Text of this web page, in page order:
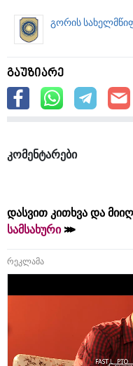
გორის
გაუზიარე
კომენტარები
დასვით კითხვა და
სამსახური
რეკლამა